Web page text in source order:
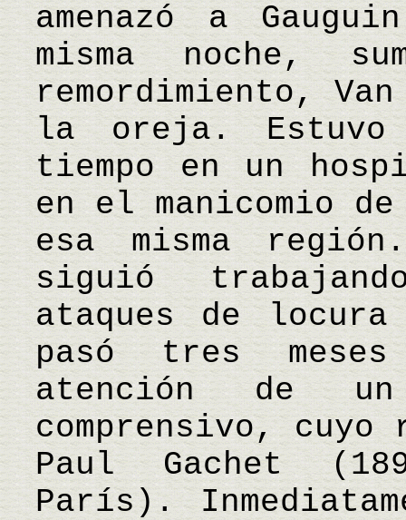
amenazó a
misma noche,
remordimiento,
la oreja. Estuvo
tiempo en un
en el manicomio
esa misma
siguió
ataques de
pasó tres
atención de
comprensivo,
Paul Gachet
París).